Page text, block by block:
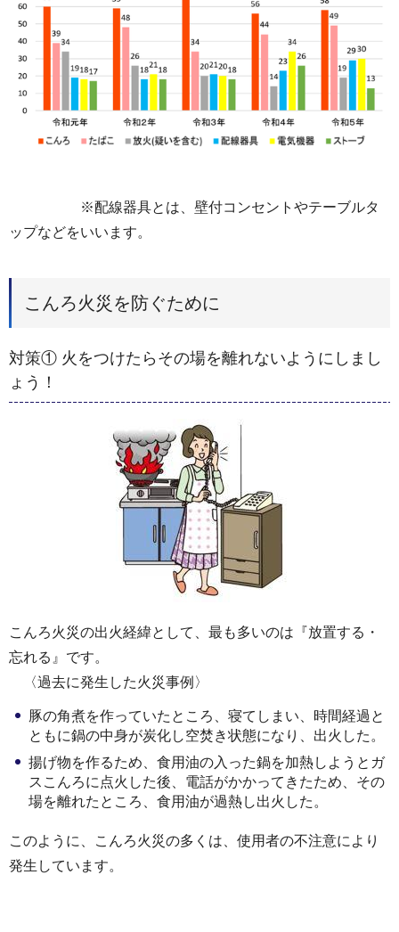
※配線器具とは、壁付コンセントやテーブルタ
ップなどをいいます。
こんろ火災を防ぐために
対策① 火をつけたらその場を離れないようにしまし
ょう！
こんろ火災の出火経緯として、最も多いのは『放置する・
忘れる』です。
〈過去に発生した火災事例〉
豚の角煮を作っていたところ、寝てしまい、時間経過と
ともに鍋の中身が炭化し空焚き状態になり、出火した。
揚げ物を作るため、食用油の入った鍋を加熱しようとガ
スこんろに点火した後、電話がかかってきたため、その
場を離れたところ、食用油が過熱し出火した。
このように、こんろ火災の多くは、使用者の不注意により
発生しています。